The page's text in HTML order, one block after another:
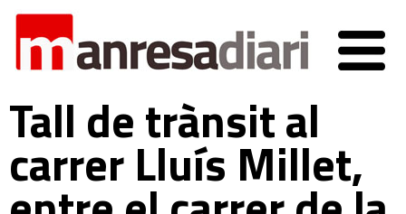
Tall de trànsit al
carrer Lluís Millet,